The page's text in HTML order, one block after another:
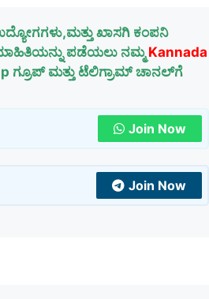
ಖಾಸಗಿ ಕಂಪನಿ
ಪಡೆಯಲು ನಮ್ಮKannada
ಗ್ರೂಪ್ ಮತ್ತು ಟೆಲಿಗ್ರಾಮ್ ಚಾನಲ್‌ಗೆ
Join Now
Join Now